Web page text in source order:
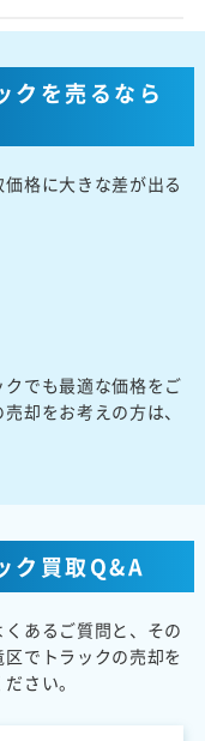
クを売るなら
格に大きな差が出る
でも最適な価格をご
却をお考えの方は、
ク買取Q&A
あるご質問と、その
でトラックの売却を
さい。